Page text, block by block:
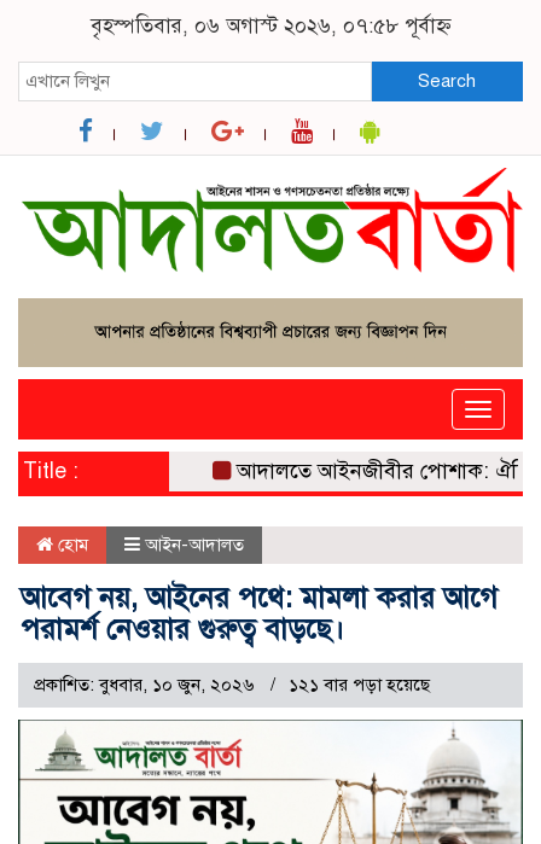
বৃহস্পতিবার, ০৬ অগাস্ট ২০২৬, ০৭:৫৮ পূর্বাহ্ন
Search
Toggle
Title : আদালতে আইনজীবীর পোশাক: ঐতিহ্য,
হোম আইন-আদালত
আবেগ নয়, আইনের পথে: মামলা করার আগে
পরামর্শ নেওয়ার গুরুত্ব বাড়ছে।
প্রকাশিত: বুধবার, ১০ জুন, ২০২৬ ১২১ বার পড়া হয়েছে